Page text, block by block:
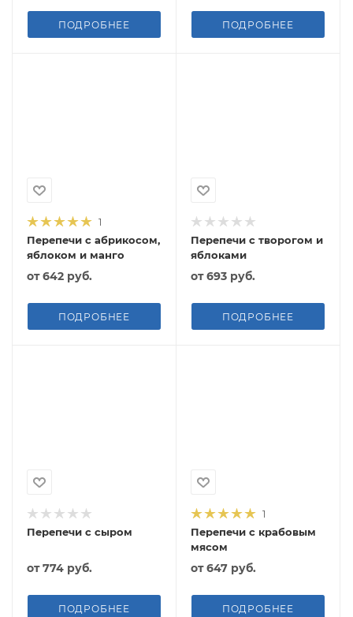
ПОДРОБНЕЕ ПОДРОБНЕЕ
1
Перепечи с абрикосом,
яблоком и манго
от642 руб.
ПОДРОБНЕЕ
Перепечи с творогом и
яблоками
от693 руб.
ПОДРОБНЕЕ
Перепечи с сыром
от774 руб.
ПОДРОБНЕЕ
1
Перепечи с крабовым
мясом
от647 руб.
ПОДРОБНЕЕ